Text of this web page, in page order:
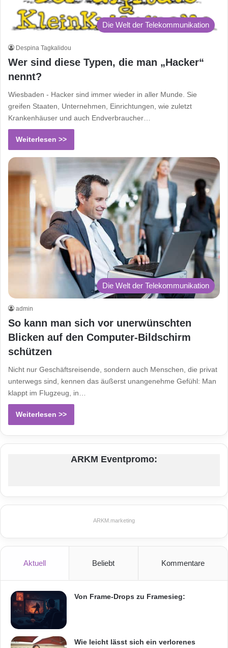
Die Welt der Telekommunikation
Despina Tagkalidou
Wer sind diese Typen, die man „Hacker“
nennt?
Wiesbaden - Hacker sind immer wieder in aller Munde. Sie
greifen Staaten, Unternehmen, Einrichtungen, wie zuletzt
Krankenhäuser und auch Endverbraucher…
Weiterlesen >>
Die Welt der Telekommunikation
admin
So kann man sich vor unerwünschten
Blicken auf den Computer-Bildschirm
schützen
Nicht nur Geschäftsreisende, sondern auch Menschen, die privat
unterwegs sind, kennen das äußerst unangenehme Gefühl: Man
klappt im Flugzeug, in…
Weiterlesen >>
ARKM Eventpromo:
ARKM.marketing
Aktuell Beliebt Kommentare
Von Frame-Drops zu Framesieg:
Wie leicht lässt sich ein verlorenes